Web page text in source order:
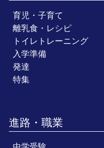
育児・子育て
離乳食・レシピ
トイレトレーニング
入学準備
発達
特集
進路・職業